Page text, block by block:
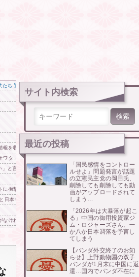
たち 通学時間 3時間→30分に短縮
報を収集したい」
ワタ」―中国メディア
」と言われて警察に相談しにいくと……
に衝撃の声！」→「日本人審判の名前が次々と明るみに‥」
日本も巻き込まれることに
なければiPhoneが作れないと信じていたのに‥」
サイト内検索
最近の投稿
「国民感情をコントロー
ルせよ」問題発言が話題
の立憲民主党の岡田氏、
削除しても削除しても動
画がアップロードされて
しまう…
「2026年は大暴落が起こ
る」中国の御用投資家ジ
ム・ロジャーズさん、一
か八か日本凋落を予言し
てしまう
【パンダ外交終了のお知
らせ】上野動物園の双子
パンダが1月末に中国に返
還…国内でパンダ不在に